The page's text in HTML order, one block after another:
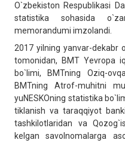
O`zbekiston Respublikasi
statistika sohasida
memorandumi imzolandi.
2017 yilning yanvar-dekabr
tomonidan, BMT Yevropa
bo`limi, BMTning Oziq-
BMTning Atrof-muhitni
yuNESKOning statistika
tiklanish va taraqqiyot
tashkilotlaridan va
kelgan savolnomalarga